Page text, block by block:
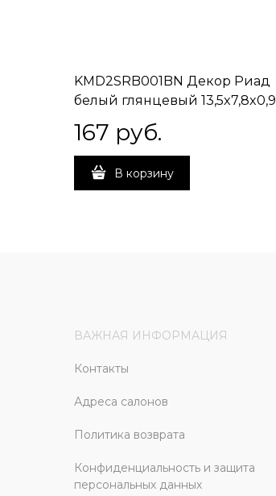
KMD2SRB001BN Декор Риад
белый глянцевый 13,5x7,8x0,9
167 руб.
В корзину
ВАЖНАЯ ИНФОРМАЦИЯ
Контакты
Адреса салонов
Политика возврата
Конфиденциальность и защита
персональных данных